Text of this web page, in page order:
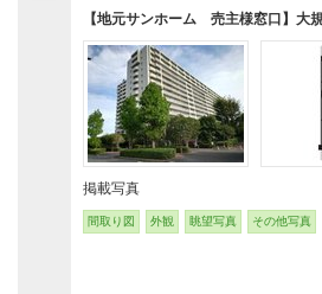
【地元サンホーム 売主様窓口】大
掲載写真
間取り図 外観 眺望写真 その他写真